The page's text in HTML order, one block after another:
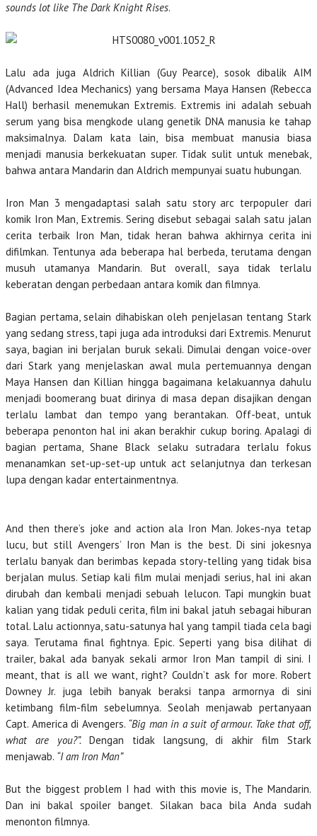
sounds lot like The Dark Knight Rises.
Lalu ada juga Aldrich Killian (Guy Pearce), sosok dibalik AIM
(Advanced Idea Mechanics) yang bersama Maya Hansen (Rebecca
Hall) berhasil menemukan Extremis. Extremis ini adalah sebuah
serum yang bisa mengkode ulang genetik DNA manusia ke tahap
maksimalnya. Dalam kata lain, bisa membuat manusia biasa
menjadi manusia berkekuatan super. Tidak sulit untuk menebak,
bahwa antara Mandarin dan Aldrich mempunyai suatu hubungan.
Iron Man 3 mengadaptasi salah satu story arc terpopuler dari
komik Iron Man, Extremis. Sering disebut sebagai salah satu jalan
cerita terbaik Iron Man, tidak heran bahwa akhirnya cerita ini
difilmkan. Tentunya ada beberapa hal berbeda, terutama dengan
musuh utamanya Mandarin. But overall, saya tidak terlalu
keberatan dengan perbedaan antara komik dan filmnya.
Bagian pertama, selain dihabiskan oleh penjelasan tentang Stark
yang sedang stress, tapi juga ada introduksi dari Extremis. Menurut
saya, bagian ini berjalan buruk sekali. Dimulai dengan voice-over
dari Stark yang menjelaskan awal mula pertemuannya dengan
Maya Hansen dan Killian hingga bagaimana kelakuannya dahulu
menjadi boomerang buat dirinya di masa depan disajikan dengan
terlalu lambat dan tempo yang berantakan. Off-beat, untuk
beberapa penonton hal ini akan berakhir cukup boring. Apalagi di
bagian pertama, Shane Black selaku sutradara terlalu fokus
menanamkan set-up-set-up untuk act selanjutnya dan terkesan
lupa dengan kadar entertainmentnya.
And then there’s joke and action ala Iron Man. Jokes-nya tetap
lucu, but still Avengers’ Iron Man is the best. Di sini jokesnya
terlalu banyak dan berimbas kepada story-telling yang tidak bisa
berjalan mulus. Setiap kali film mulai menjadi serius, hal ini akan
dirubah dan kembali menjadi sebuah lelucon. Tapi mungkin buat
kalian yang tidak peduli cerita, film ini bakal jatuh sebagai hiburan
total. Lalu actionnya, satu-satunya hal yang tampil tiada cela bagi
saya. Terutama final fightnya. Epic. Seperti yang bisa dilihat di
trailer, bakal ada banyak sekali armor Iron Man tampil di sini. I
meant, that is all we want, right? Couldn’t ask for more. Robert
Downey Jr. juga lebih banyak beraksi tanpa armornya di sini
ketimbang film-film sebelumnya. Seolah menjawab pertanyaan
Capt. America di Avengers. “Big man in a suit of armour. Take that off,
what are you?”. Dengan tidak langsung, di akhir film Stark
menjawab. “I am Iron Man”
But the biggest problem I had with this movie is, The Mandarin.
Dan ini bakal spoiler banget. Silakan baca bila Anda sudah
menonton filmnya.